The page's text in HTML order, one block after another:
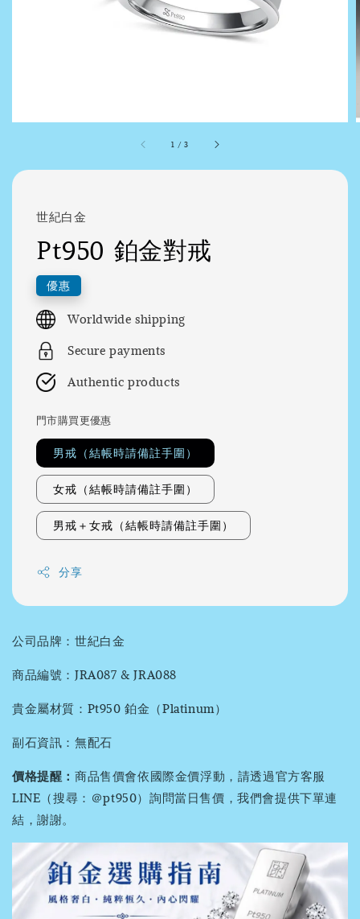
1 /3
世紀白金
Pt950 鉑金對戒
優惠
Worldwide shipping
Secure payments
Authentic products
門市購買更優惠
男戒（結帳時請備註手圍）
女戒（結帳時請備註手圍）
男戒＋女戒（結帳時請備註手圍）
分享
公司品牌：世紀白金
商品編號：JRA087 & JRA088
貴金屬材質：Pt950 鉑金（Platinum）
副石資訊：無配石
價格提醒： 商品售價會依國際金價浮動，請透過官方客服
LINE（搜尋：＠pt950）詢問當日售價，我們會提供下單連
結，謝謝。